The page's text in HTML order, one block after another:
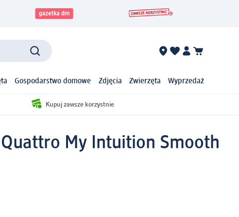
Gospodarstwo domowe Zdjęcia Zwierzęta Wyprzedaż
Kupuj zawsze korzystnie
My Intuition Smooth